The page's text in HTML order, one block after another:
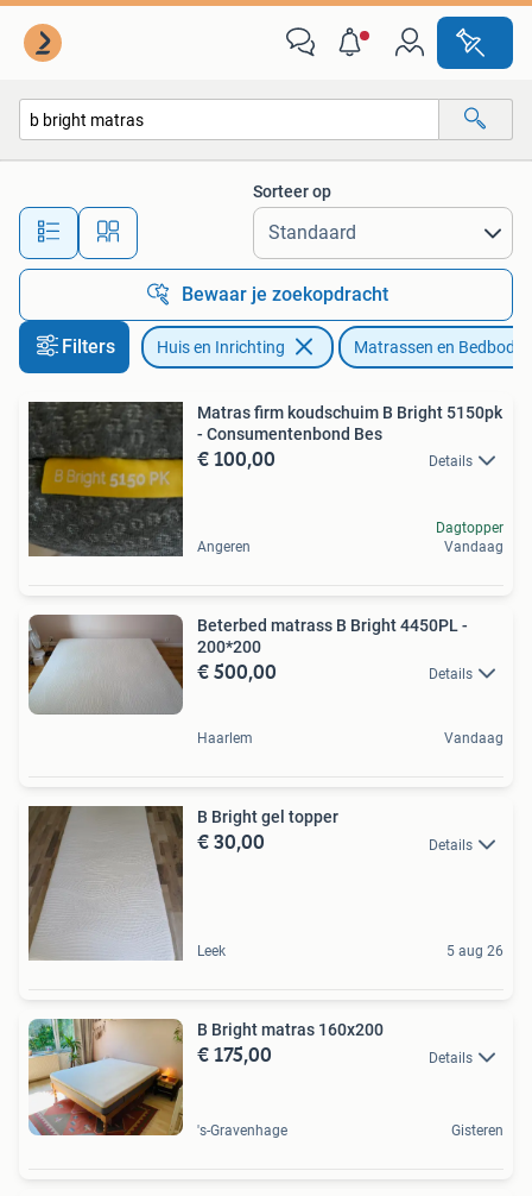
Alle afstanden…
Sorteer op
Bewaar je zoekopdracht
Filters Huis en Inrichting Matrassen en
Matras firm koudschuim B Bright 5150pk
- Consumentenbond Bes
€ 100,00 Details
Angeren
Dagtopper
Vandaag
Beterbed matrass B Bright 4450PL -
200*200
€ 500,00 Details
Haarlem Vandaag
B Bright gel topper
€ 30,00 Details
Leek 5 aug 26
B Bright matras 160x200
€ 175,00 Details
's-Gravenhage Gisteren